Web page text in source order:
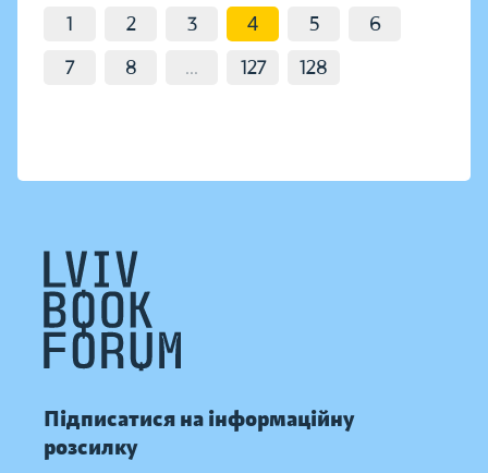
1 2 3 4 5
6
7
8 ... 127 128
Підписатися на інформаційну
розсилку